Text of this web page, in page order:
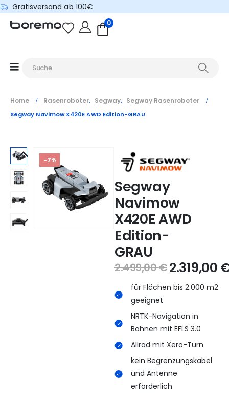
Gratisversand ab 100€
0
Home Rasenroboter, Segway, Segway Rasenroboter
Segway Navimow X420E AWD Edition-GRAU
-7%
Segway
Navimow
X420E AWD
Edition-
GRAU
2.499,00€2.319,00
für Flächen bis 2.000 m2
geeignet
NRTK-Navigation in
Bahnen mit EFLS 3.0
Allrad mit Xero-Turn
kein Begrenzungskabel
und Antenne
erforderlich